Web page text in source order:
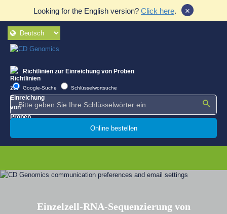
Looking for the English version? Click here. ×
Richtlinien zur Einreichung von Proben
Google-Suche Schlüsselwortsuche
Online bestellen
Einzelzell-RNA-Sequenzierung von